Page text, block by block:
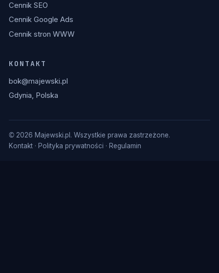
Cennik SEO
Cennik Google Ads
Cennik stron WWW
KONTAKT
bok@majewski.pl
Gdynia, Polska
© 2026 Majewski.pl. Wszystkie prawa zastrzeżone.
Kontakt· Polityka prywatności · Regulamin